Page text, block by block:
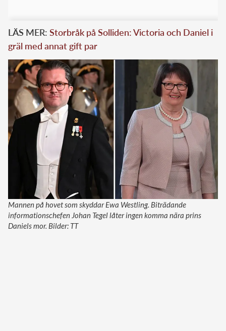
LÄS MER: Storbråk på Solliden: Victoria och Daniel i
gräl med annat gift par
Mannen på hovet som skyddar Ewa Westling. Biträdande
informationschefen Johan Tegel låter ingen komma nära prins
Daniels mor. Bilder: TT